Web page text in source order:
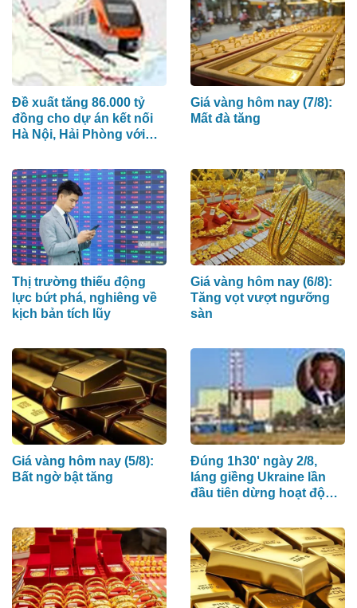
Đề xuất tăng 86.000 tỷ
đồng cho dự án kết nối
Hà Nội, Hải Phòng với
quan Tây Bắc”
Giá vàng hôm nay (7/8):
Mất đà tăng
Thị trường thiếu động
lực bứt phá, nghiêng về
kịch bản tích lũy
Giá vàng hôm nay (6/8):
Tăng vọt vượt ngưỡng
sàn
Giá vàng hôm nay (5/8):
Bất ngờ bật tăng
Đúng 1h30' ngày 2/8,
láng giềng Ukraine lần
đầu tiên dừng hoạt động
do Nga xây dựng